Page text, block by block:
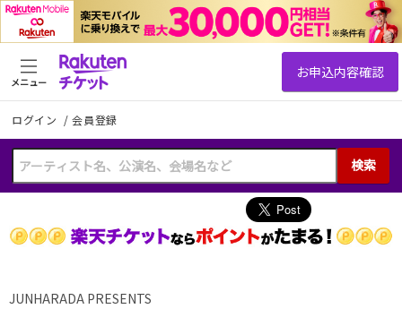
ログイン /会員登録
検索
メニュー
JUNHARADA PRESENTS